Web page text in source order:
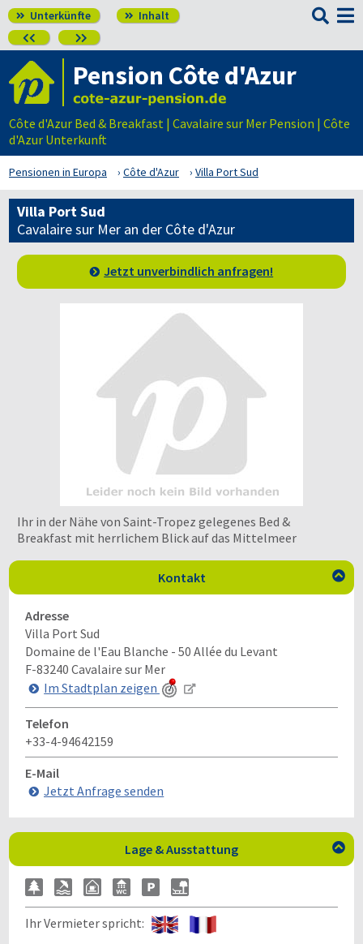
 Unterkünfte  Inhalt
 

Pension Côte d'Azur
Côte d'Azur Bed & Breakfast | Cavalaire sur Mer Pension | Côte
d'Azur Unterkunft
Pensionen in Europa Côte d'Azur Villa Port Sud
Villa Port Sud
Cavalaire sur Mer an der Côte d'Azur
Jetzt unverbindlich anfragen!
Ihr in der Nähe von Saint-Tropez gelegenes Bed &
Breakfast mit herrlichem Blick auf das Mittelmeer
Kontakt 
Adresse
Villa Port Sud
Domaine de l'Eau Blanche - 50 Allée du Levant
F-83240 Cavalaire sur Mer
Im Stadtplan zeigen
Telefon
+33-4-94642159
E-Mail
Jetzt Anfrage senden
Lage & Ausstattung 
Ihr Vermieter spricht: